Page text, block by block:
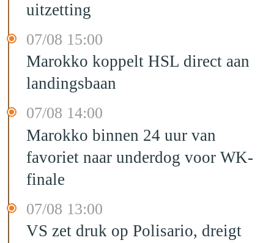
uitzetting
07/08 15:00
Marokko koppelt HSL direct aan
landingsbaan
07/08 14:00
Marokko binnen 24 uur van
favoriet naar underdog voor WK-
finale
07/08 13:00
VS zet druk op Polisario, dreigt